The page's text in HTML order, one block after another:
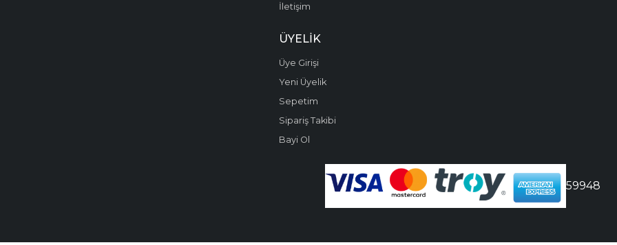
İletişim
ÜYELIK
Üye Girişi
Yeni Üyelik
Sepetim
Sipariş Takibi
Bayi Ol
59948